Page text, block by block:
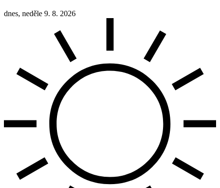
dnes, neděle 9. 8. 2026